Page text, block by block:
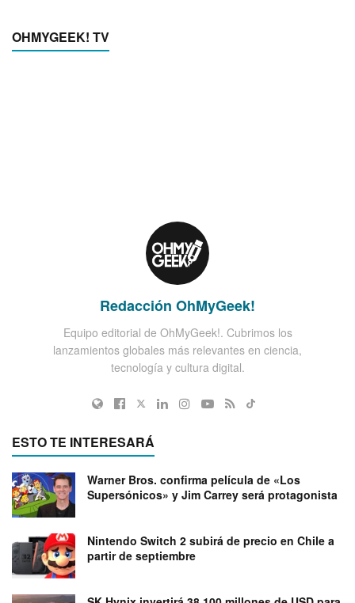
OHMYGEEK! TV
Redacción OhMyGeek!
Equipo editorial de OhMyGeek!. Cubrimos los
lanzamientos globales más relevantes en ciencia,
tecnología y cultura digital.
ESTO TE INTERESARÁ
Warner Bros. confirma película de «Los
Supersónicos» y Jim Carrey será protagonista
Nintendo Switch 2 subirá de precio en Chile a
partir de septiembre